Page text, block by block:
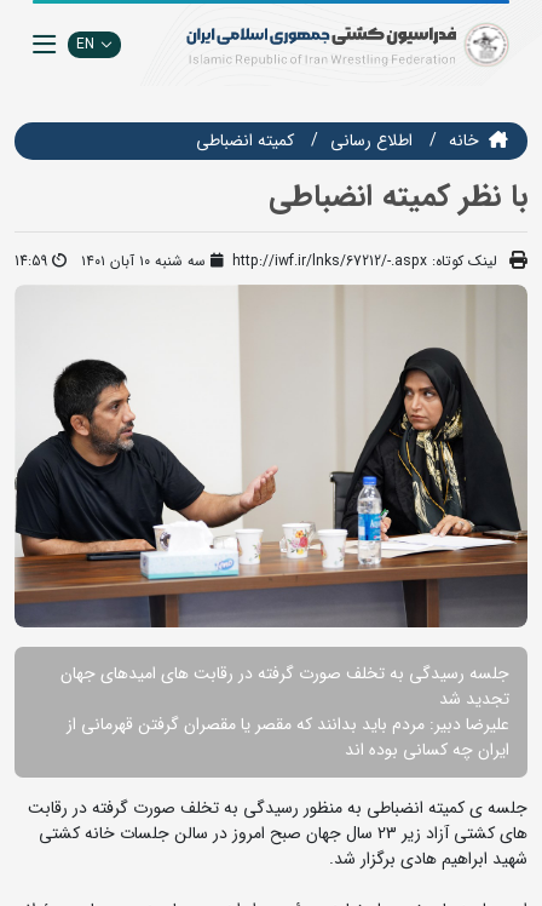
EN
خانه اطلاع رسانی کمیته انضباطی
با نظر کمیته انضباطی
لینک کوتاه: http://iwf.ir/lnks/67212/-.aspx سه شنبه ۱۰ آبان ۱۴۰۱ 14:59
جلسه رسیدگی به تخلف صورت گرفته در رقابت های امیدهای جهان
تجدید شد
علیرضا دبیر: مردم باید بدانند که مقصر یا مقصران گرفتن قهرمانی از
ایران چه کسانی بوده اند
جلسه ی کمیته انضباطی به منظور رسیدگی به تخلف صورت گرفته در رقابت
های کشتی آزاد زیر 23 سال جهان صبح امروز در سالن جلسات خانه کشتی
شهید ابراهیم هادی برگزار شد.